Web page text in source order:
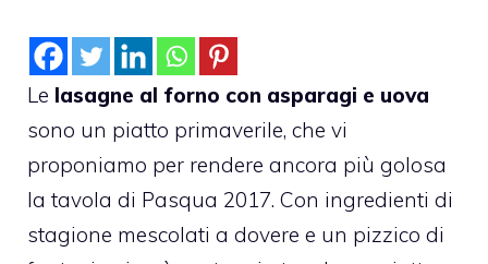
Le lasagne al forno con asparagi e uova
sono un piatto primaverile, che vi
proponiamo per rendere ancora più golosa
la tavola di Pasqua 2017. Con ingredienti di
stagione mescolati a dovere e un pizzico di